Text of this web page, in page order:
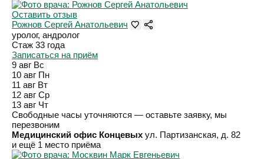
Оставить отзыв
Рожнов Сергей Анатольевич
уролог, андролог
Стаж 33 года
Записаться на приём
9 авг Вс
10 авг Пн
11 авг Вт
12 авг Ср
13 авг Чт
Свободные часы уточняются — оставьте заявку, мы
перезвоним
Медицинский офис Концевых ул. Партизанская, д. 82
и ещё 1 место приёма